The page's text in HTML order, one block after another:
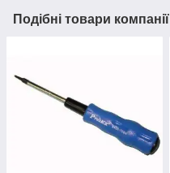
Подібні товари компанії